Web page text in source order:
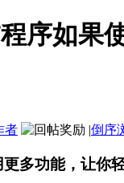
序如果
者 |倒序
多功能，让你